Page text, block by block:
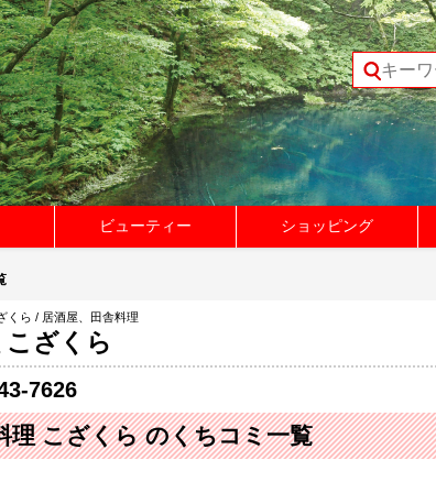
ビューティー ショッピング
くら / 居酒屋、田舎料理
こざくら
7626
理 こざくら のくちコミ一覧